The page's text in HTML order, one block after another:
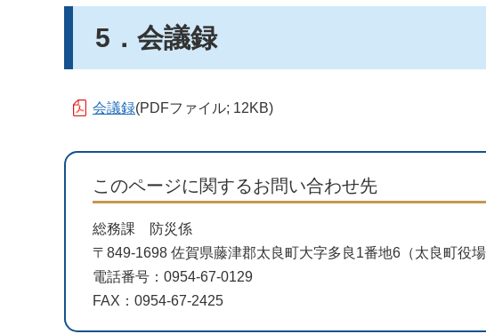
5．会議録
会議録(PDFファイル; 12KB)
このページに関するお問い合わせ先
総務課 防災係
〒849-1698 佐賀県藤津郡太良町大字多良1番地6（太良町役
電話番号：0954-67-0129
FAX：0954-67-2425